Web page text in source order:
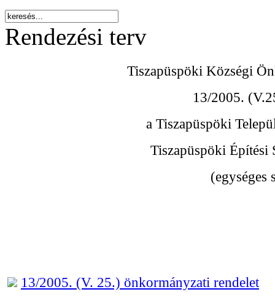
Rendezési terv
Tiszapüspöki Községi
13/2005.
a Tiszapüspöki
Tiszapüspöki Építési
(egységes
13/2005. (V. 25.) önkormányzati rendelet